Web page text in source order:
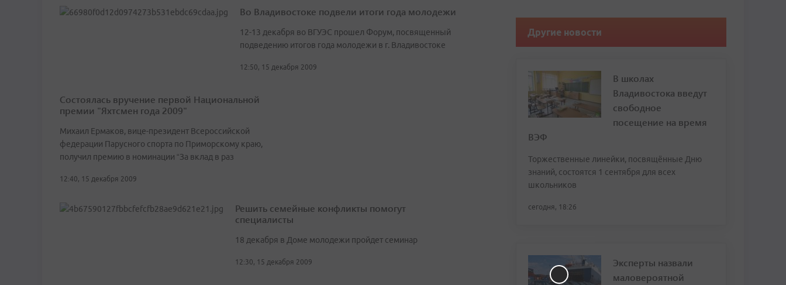
Во Владивостоке подвели итоги года молодежи
12-13 декабря во ВГУЭС прошел Форум, посвященный
подведению итогов года молодежи в г. Владивостоке
12:50, 15 декабря 2009
Состоялась вручение первой Национальной
премии "Яхтсмен года 2009"
Михаил Ермаков, вице-президент Всероссийской
федерации Парусного спорта по Приморскому краю,
получил премию в номинации “За вклад в раз
12:40, 15 декабря 2009
Решить семейные конфликты помогут
специалисты
18 декабря в Доме молодежи пройдет семинар
12:30, 15 декабря 2009
Другие новости
В школах
Владивостока введут
свободное
посещение на время
ВЭФ
Торжественные линейки, посвящённые Дню
знаний, состоятся 1 сентября для всех
школьников
сегодня, 18:26
Эксперты назвали
маловероятной